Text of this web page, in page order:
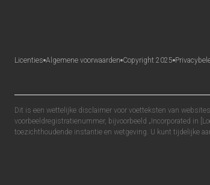
Licenties Algemene voorwaarden Copyright 2025
Dit is een wettelijke disclaimer voor voetteksten van
voorbeeldregistratienummer, bijvoorbeeld „Incorporated in
toezichthoudende instantie en wetgeving. U kunt tijdelijke